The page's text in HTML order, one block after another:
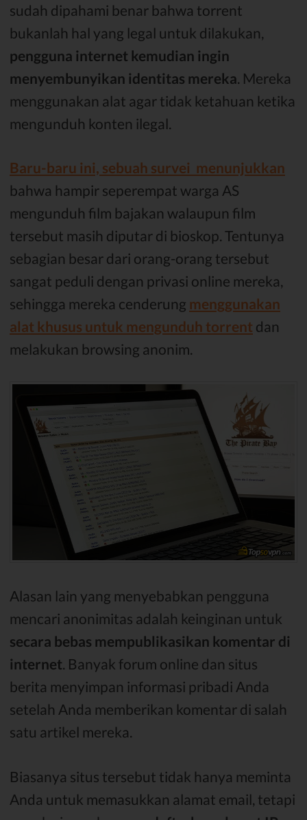
sudah dipahami benar bahwa torrent
bukanlah hal yang legal untuk dilakukan,
pengguna internet kemudian ingin
menyembunyikan identitas mereka . Mereka
menggunakan alat agar tidak ketahuan ketika
mengunduh konten ilegal.
Baru-baru ini, sebuah survei menunjukkan
bahwa hampir seperempat warga AS
mengunduh film bajakan walaupun film
tersebut masih diputar di bioskop. Tentunya
sebagian besar dari orang-orang tersebut
sangat peduli dengan privasi online mereka,
sehingga mereka cenderung menggunakan
alat khusus untuk mengunduh torrent dan
melakukan browsing anonim.
Alasan lain yang menyebabkan pengguna
mencari anonimitas adalah keinginan untuk
secara bebas mempublikasikan komentar di
internet. Banyak forum online dan situs
berita menyimpan informasi pribadi Anda
setelah Anda memberikan komentar di salah
satu artikel mereka.
Biasanya situs tersebut tidak hanya meminta
Anda untuk memasukkan alamat email, tetapi